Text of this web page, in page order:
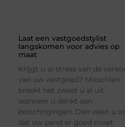
Laat een vastgoedstylist
langskomen voor advies op
maat
Krijgt u al stress van de
van uw vastgoed? Misschien
breekt het zweet u al uit
wanneer u denkt aan
bezichtigingen. Dan weet u
dat uw pand er goed moet